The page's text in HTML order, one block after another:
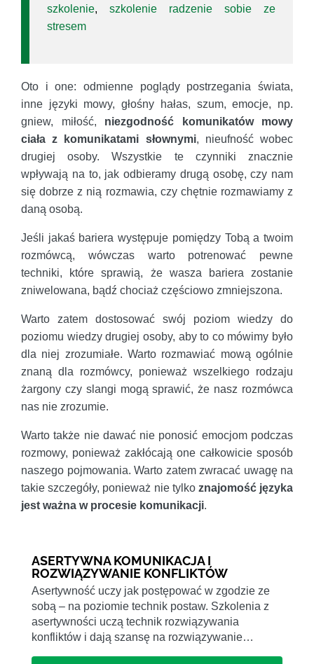
szkolenie, szkolenie radzenie sobie ze
stresem
Oto i one: odmienne poglądy postrzegania świata,
inne języki mowy, głośny hałas, szum, emocje, np.
gniew, miłość, niezgodność komunikatów mowy
ciała z komunikatami słownymi, nieufność wobec
drugiej osoby. Wszystkie te czynniki znacznie
wpływają na to, jak odbieramy drugą osobę, czy nam
się dobrze z nią rozmawia, czy chętnie rozmawiamy z
daną osobą.
Jeśli jakaś bariera występuje pomiędzy Tobą a twoim
rozmówcą, wówczas warto potrenować pewne
techniki, które sprawią, że wasza bariera zostanie
zniwelowana, bądź chociaż częściowo zmniejszona.
Warto zatem dostosować swój poziom wiedzy do
poziomu wiedzy drugiej osoby, aby to co mówimy było
dla niej zrozumiałe. Warto rozmawiać mową ogólnie
znaną dla rozmówcy, ponieważ wszelkiego rodzaju
żargony czy slangi mogą sprawić, że nasz rozmówca
nas nie zrozumie.
Warto także nie dawać nie ponosić emocjom podczas
rozmowy, ponieważ zakłócają one całkowicie sposób
naszego pojmowania. Warto zatem zwracać uwagę na
takie szczegóły, ponieważ nie tylko znajomość języka
jest ważna w procesie komunikacji.
ASERTYWNA KOMUNIKACJA I
ROZWIĄZYWANIE KONFLIKTÓW
Asertywność uczy jak postępować w zgodzie ze
sobą – na poziomie technik postaw. Szkolenia z
asertywności uczą technik rozwiązywania
konfliktów i dają szansę na rozwiązywanie…